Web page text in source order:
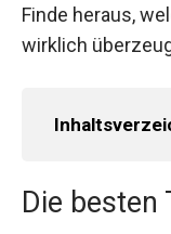
Finde heraus,
wirklich
Die besten